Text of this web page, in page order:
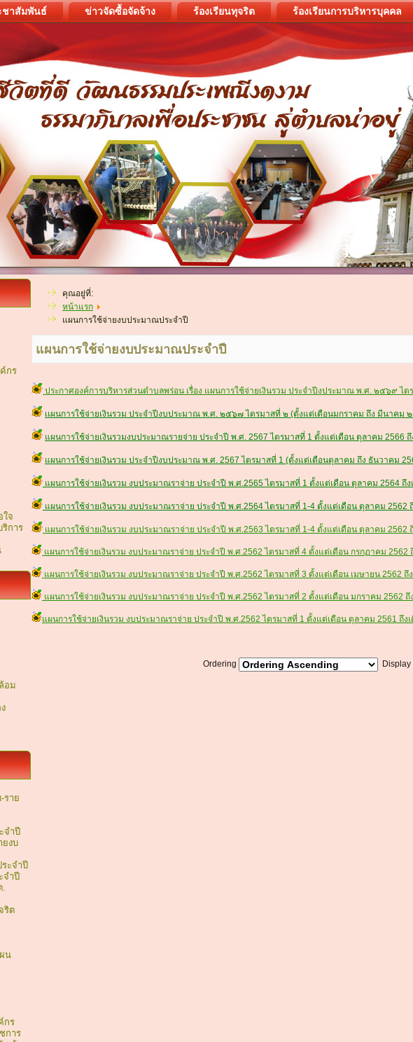
ชาสัมพันธ์ ข่าวจัดซื้อจัดจ้าง ร้องเรียนทุจริต ร้องเรียนการบริหารบุคคล
กร
ใจ
การ
อม
ราย
จำปี
ยงบ
ะจำปี
จำปี
.
ริต
น
กร
การ
คุณอยู่ที่:
หน้าแรก
แผนการใช้จ่ายงบประมาณประจำปี
แผนการใช้จ่ายงบประมาณประจำปี
ประกาศองค์การบริหารส่วนตำบลพร่อน เรื่อง แผนการใช้จ่ายเงินรวม ประจำปีงประมาณ พ.ศ. ๒๕๖๙
เเผนการใช้จ่ายเงินรวม ประจำปีงบประมาณ พ.ศ. ๒๕๖๗ ไตรมาสที่ ๒ (ตั้งแต่เตือนมกราคม ถึง มีนาคม
แผนการใช้จ่ายเงินรวมงบประมาณรายจ่าย ประจำปี พ.ศ. 2567 ไตรมาสที่ 1 ตั้งแต่เดือน ตุลาคม 2566
แผนการใช้จ่ายเงินรวม ประจำปีงบประมาณ พ.ศ. 2567 ไตรมาสที่ 1 (ตั้งแต่เตือนตุลาคม ถึง ธันวาคม
แผนการใช้จ่ายเงินรวม งบประมาณราจ่าย ประจำปี พ.ศ.2565 ไตรมาสที่ 1 ตั้งแต่เดือน ตุลาคม 2564 ถึ
แผนการใช้จ่ายเงินรวม งบประมาณราจ่าย ประจำปี พ.ศ.2564 ไตรมาสที่ 1-4 ตั้งแต่เดือน ตุลาคม 2562
แผนการใช้จ่ายเงินรวม งบประมาณราจ่าย ประจำปี พ.ศ.2563 ไตรมาสที่ 1-4 ตั้งแต่เดือน ตุลาคม 2562
แผนการใช้จ่ายเงินรวม งบประมาณราจ่าย ประจำปี พ.ศ.2562 ไตรมาสที่ 4 ตั้งแต่เดือน กรกฏาคม 2562
แผนการใช้จ่ายเงินรวม งบประมาณราจ่าย ประจำปี พ.ศ.2562 ไตรมาสที่ 3 ตั้งแต่เดือน เมษายน 2562 ถึ
แผนการใช้จ่ายเงินรวม งบประมาณราจ่าย ประจำปี พ.ศ.2562 ไตรมาสที่ 2 ตั้งแต่เดือน มกราคม 2562
แผนการใช้จ่ายเงินรวม งบประมาณราจ่าย ประจำปี พ.ศ.2562 ไตรมาสที่ 1 ตั้งแต่เดือน ตุลาคม 2561 ถึง
Ordering Display